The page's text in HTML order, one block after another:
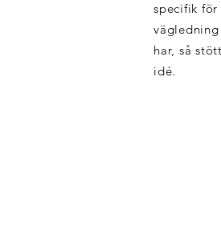
specifik
har, så
idé.